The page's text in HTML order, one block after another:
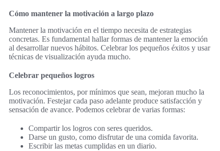
Cómo mantener la motivación a largo plazo
Mantener la motivación en el tiempo necesita de estrategias
concretas. Es fundamental hallar formas de mantener la emoción
al desarrollar nuevos hábitos. Celebrar los pequeños éxitos y usar
técnicas de visualización ayuda mucho.
Celebrar pequeños logros
Los reconocimientos, por mínimos que sean, mejoran mucho la
motivación. Festejar cada paso adelante produce satisfacción y
sensación de avance. Podemos celebrar de varias formas:
Compartir los logros con seres queridos.
Darse un gusto, como disfrutar de una comida favorita.
Escribir las metas cumplidas en un diario.